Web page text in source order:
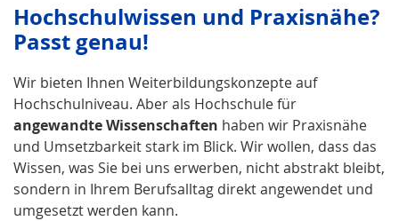
Hochschulwissen und Praxisnähe?
Passt genau!
Wir bieten Ihnen Weiterbildungskonzepte auf
Hochschulniveau. Aber als Hochschule für
angewandteWissenschaften haben wir Praxisnähe
und Umsetzbarkeit stark im Blick. Wir wollen, dass das
Wissen, was Sie bei uns erwerben, nicht abstrakt bleibt,
sondern in Ihrem Berufsalltag direkt angewendet und
umgesetzt werden kann.